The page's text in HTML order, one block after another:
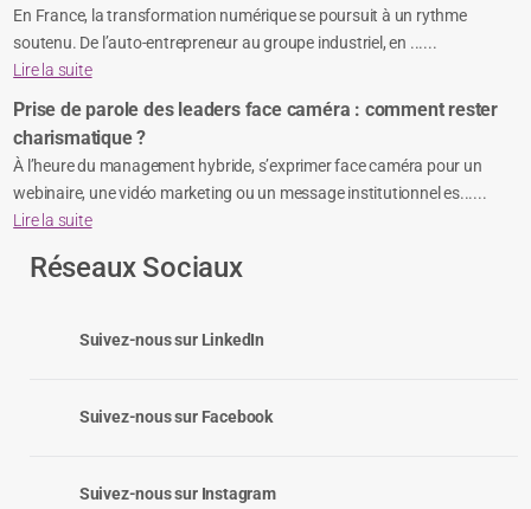
En France, la transformation numérique se poursuit à un rythme
soutenu. De l’auto-entrepreneur au groupe industriel, en ......
Lire la suite
Prise de parole des leaders face caméra : comment rester
charismatique ?
À l’heure du management hybride, s’exprimer face caméra pour un
webinaire, une vidéo marketing ou un message institutionnel es......
Lire la suite
Réseaux Sociaux
Suivez-nous sur LinkedIn
Suivez-nous sur Facebook
Suivez-nous sur Instagram